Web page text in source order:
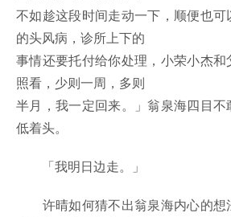
不如趁这段时间走动一下，顺便也
的头风病，诊所上下的
事情还要托付给你处理，小荣小杰
照看，少则一周，多则
半月，我一定回来。」翁泉海四目
低着头。
「我明日边走。」
许晴如何猜不出翁泉海内心的想